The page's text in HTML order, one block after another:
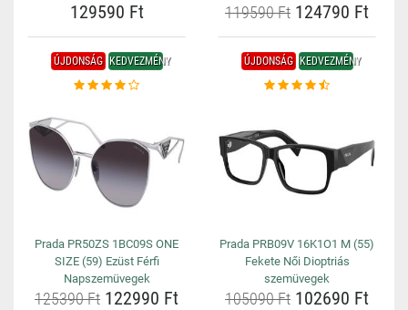
129590 Ft 119590 Ft 124790 Ft
ÚJDONSÁG KEDVEZMÉNY
Prada PR50ZS 1BC09S ONE
SIZE (59) Ezüst Férfi
Napszemüvegek
125390 Ft 122990 Ft
ÚJDONSÁG KEDVEZMÉNY
Prada PRB09V 16K1O1 M (55)
Fekete Női Dioptriás
szemüvegek
105090 Ft 102690 Ft